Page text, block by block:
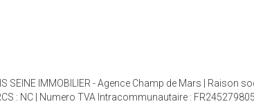
IMMOBILIER - Agence Champ de Mars | Raison
: NC | Numero TVA Intracommunautaire :